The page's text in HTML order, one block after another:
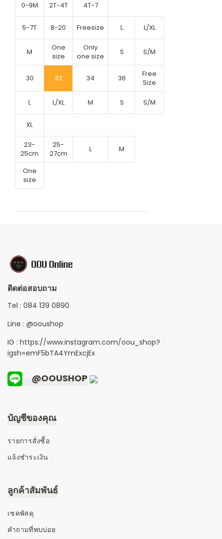
0-9M 2T-4T 4T-7
5-7T 8-20 Freesize L L/XL
M
One
size
Only
one size
S S/M
30 32 34 36
Free
Size
L L/XL M S S/M
XL
23-
25cm
25-
27cm
L M
One
size
ติดต่อสอบถาม
Tel : 084 139 0890
Line : @ooushop
IG : https://www.instagram.com/oou_shop?
igsh=emF5bTA4YmExcjEx
@OOUSHOP
บัญชีของคุณ
รายการสั่งซื้อ
แจ้งชำระเงิน
ลูกค้าสัมพันธ์
เชคพัสดุ
คำถามที่พบบ่อย